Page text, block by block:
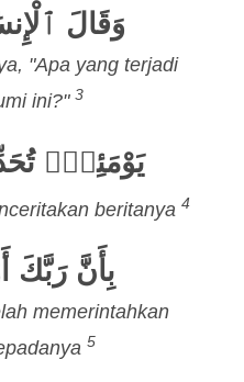
وَقَالَ
"Apa yang terjadi
ini?" 3
يَوْمَئِذٍۢ
beritanya 4
بِأَنَّ رَبَّكَ
memerintahkan
5